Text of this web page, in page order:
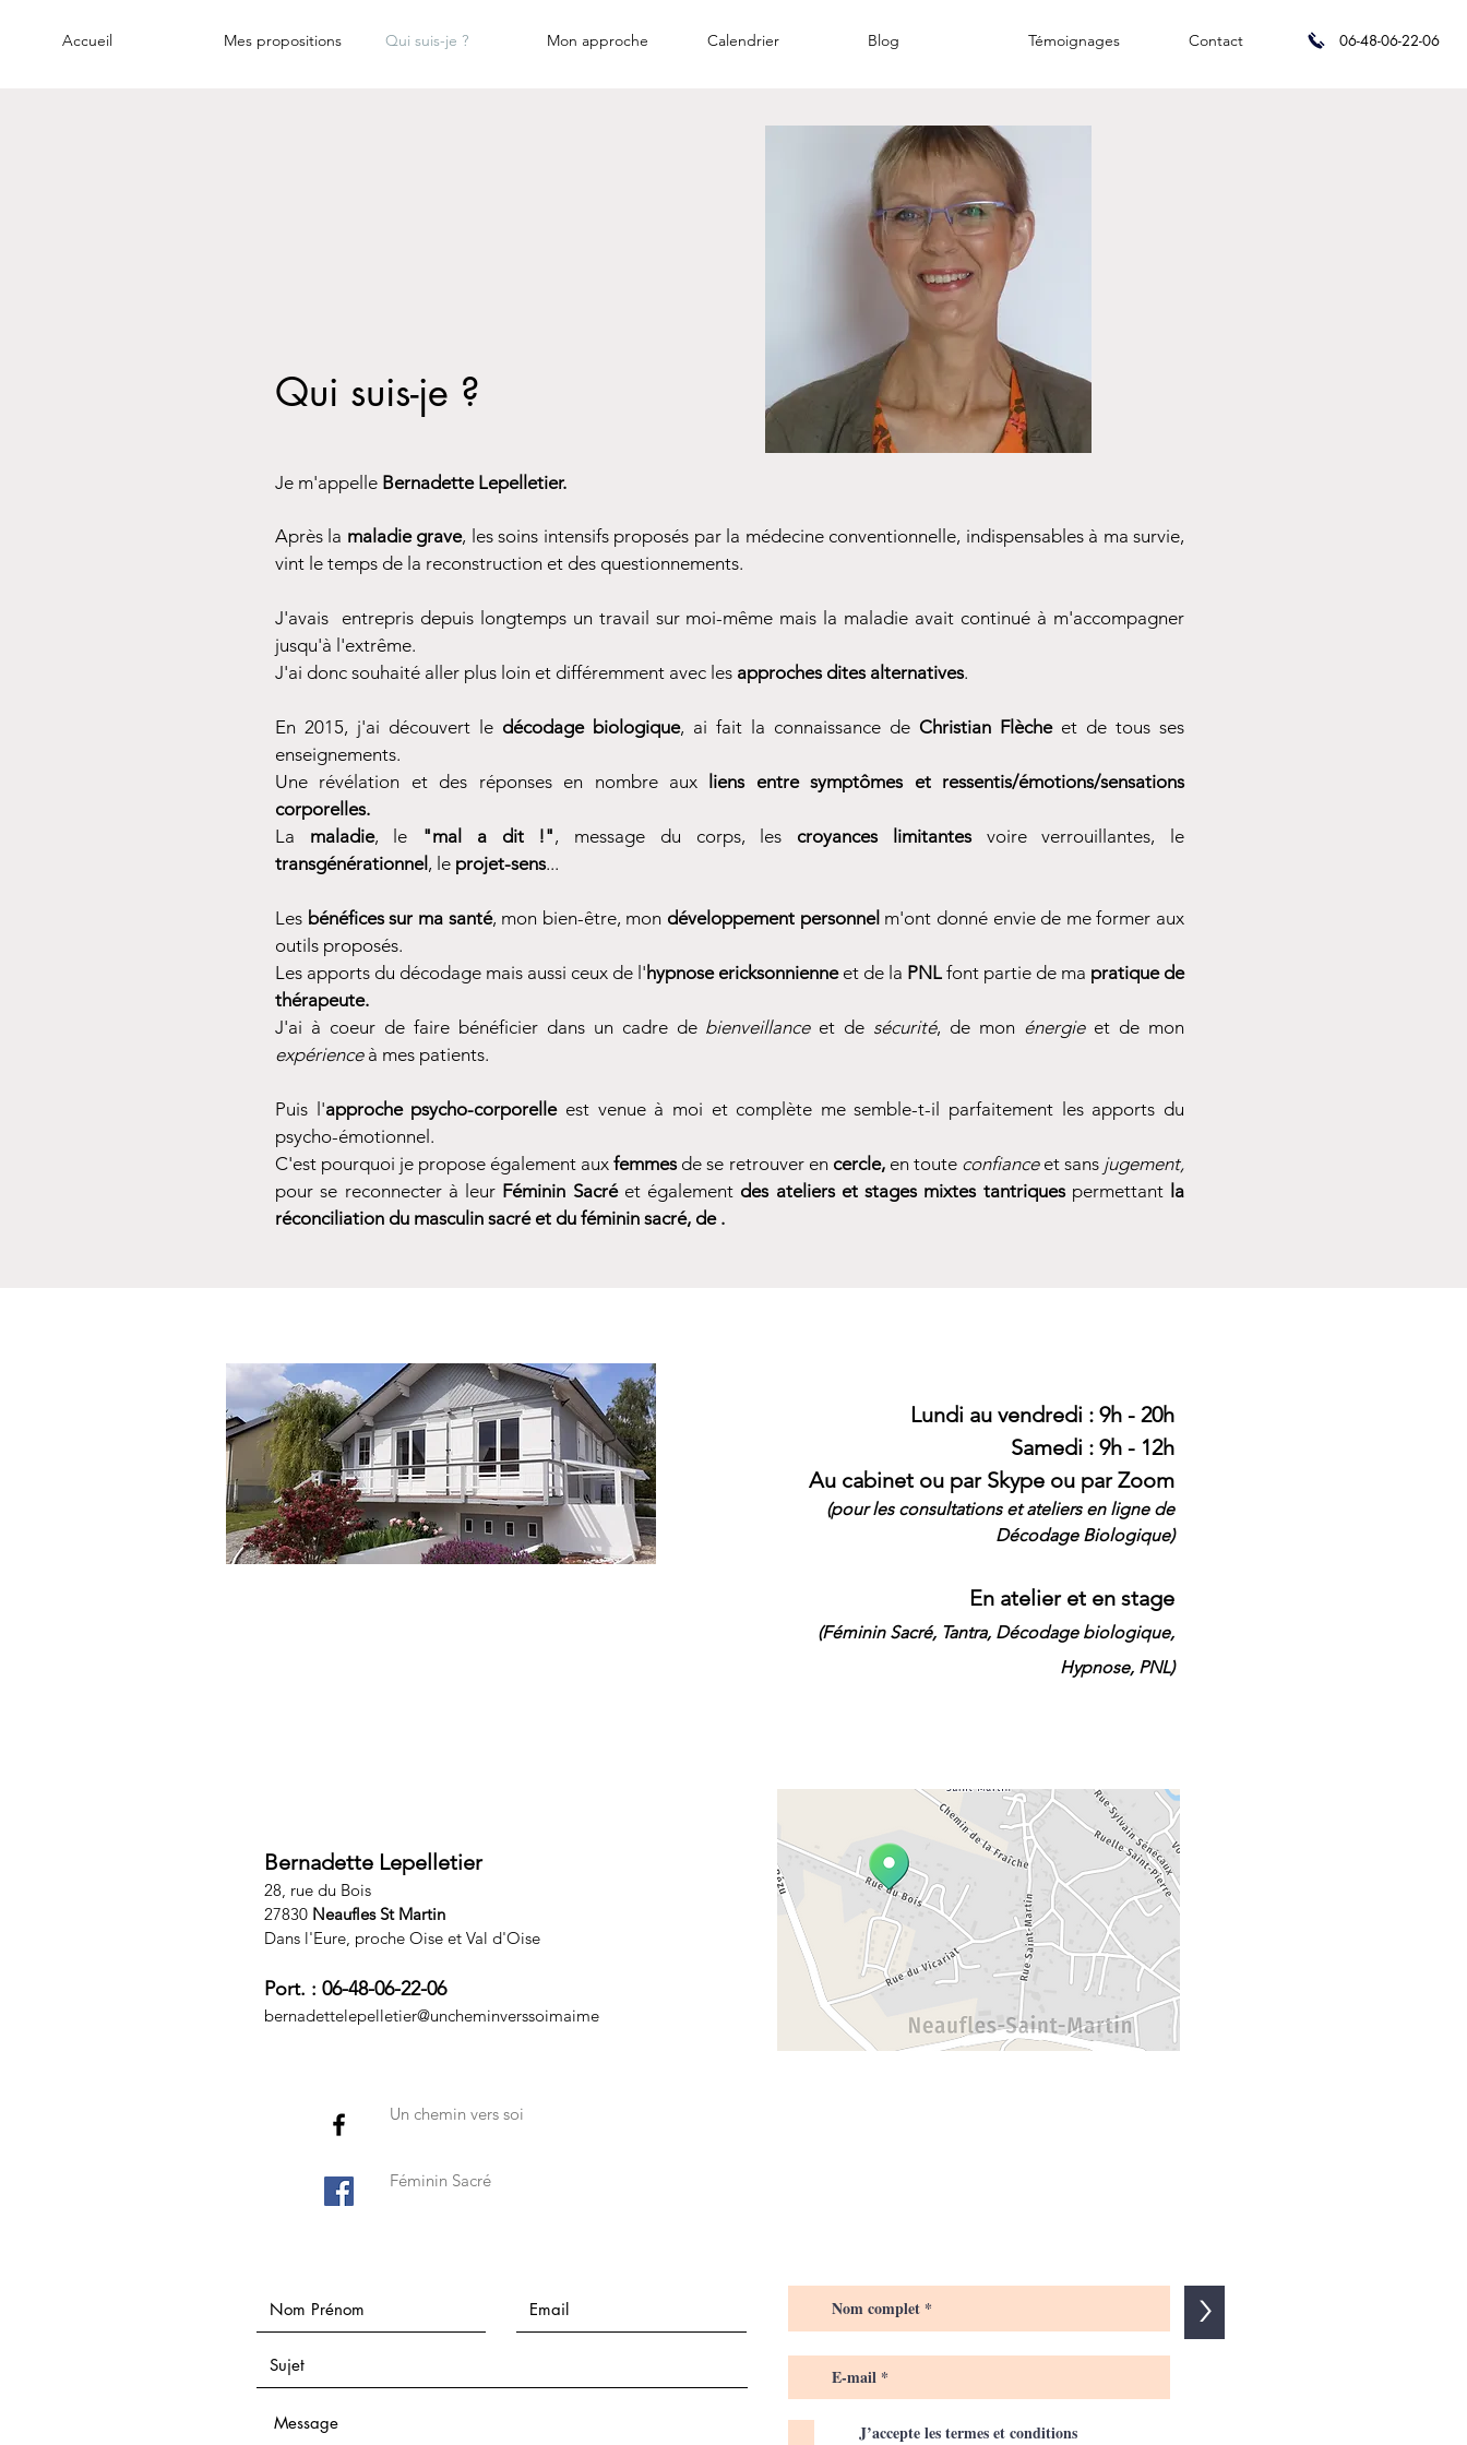
Accueil Mes propositions Qui suis-je ? Mon approche Calendrier Blog Témoignages Contact 06-48-06-22-06
Je m'appelle Bernadette Lepelletier.
Après la maladie grave, les soins intensifs proposés par la médecine conventionnelle, indispensables à ma survie,
vint le temps de la reconstruction et des questionnements.
J'avais entrepris depuis longtemps un travail sur moi-même mais la maladie avait continué à m'accompagner
jusqu'à l'extrême.
J'ai donc souhaité aller plus loin et différemment avec les approches dites alternatives.
En 2015, j'ai découvert le décodage biologique, ai fait la connaissance de Christian Flècheet de tous ses
enseignements.
Une révélation et des réponses en nombre aux
liens entre symptômes et ressentis/émotions/sensations
corporelles.
La maladie, le "mal a dit !", message du corps, les croyances limitantesvoire verrouillantes, le
transgénérationnel , le projet-sens...
Les bénéfices sur ma santé, mon bien-être, mon développement personnel m'ont donné envie de me former aux
outils proposés.
Les apports du décodage mais aussi ceux de l'hypnose ericksonnienneet de la PNL font partie de ma pratique de
thérapeute.
J'ai à coeur de faire bénéficier dans un cadre de bienveillanceet de sécurité, de mon énergieet de mon
expérienceà mes patients.
Puis l'approche psycho-corporelleest venue à moi et complète me semble-t-il parfaitement les apports du
psycho-émotionnel.
C'est pourquoi je propose également auxfemmesde se retrouver en cercle,en toute confianceet sans jugement,
pour se reconnecter à leur Féminin Sacréet également des ateliers et stages mixtes tantriques permettantla
réconciliation du masculin sacré et du féminin sacré, de .
Qui suis-je ?
Lundi au vendredi : 9h - 20h​​
Samedi : 9h - 12h
Au cabinet ou par Skype ou par Zoom
(pour les consultationset ateliers en ligne de
Décodage Biologique)
En atelier et en stage
(Féminin Sacré, Tantra, Décodage biologique,
Hypnose, PNL)
Bernadette Lepelletier
28, rue du Bois
27830 Neaufles St Martin
Dans l'Eure, proche Oise et Val d'Oise
Port. : 06-48-06-22-06
bernadettelepelletier@uncheminverssoimaime
Un chemin vers soi
Féminin Sacré
>
J’accepte les termes et conditions